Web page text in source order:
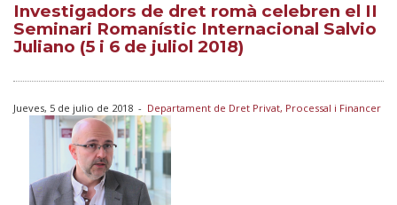
Investigadors de dret romà celebren el II
Seminari Romanístic Internacional Salvio
Juliano (5 i 6 de juliol 2018)
Jueves, 5 de julio de 2018 - Departament de Dret Privat, Processal i Financer